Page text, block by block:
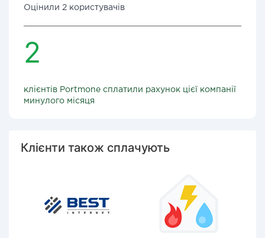
Оцінили 2 користувачів
2
клієнтів Portmone сплатили рахунок цієї компанії
минулого місяця
Клієнти також сплачують